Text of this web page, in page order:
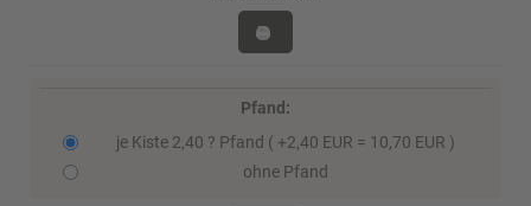
Pfand:
je Kiste 2,40 ? Pfand ( +2,40 EUR = 10,70 EUR )
ohne Pfand